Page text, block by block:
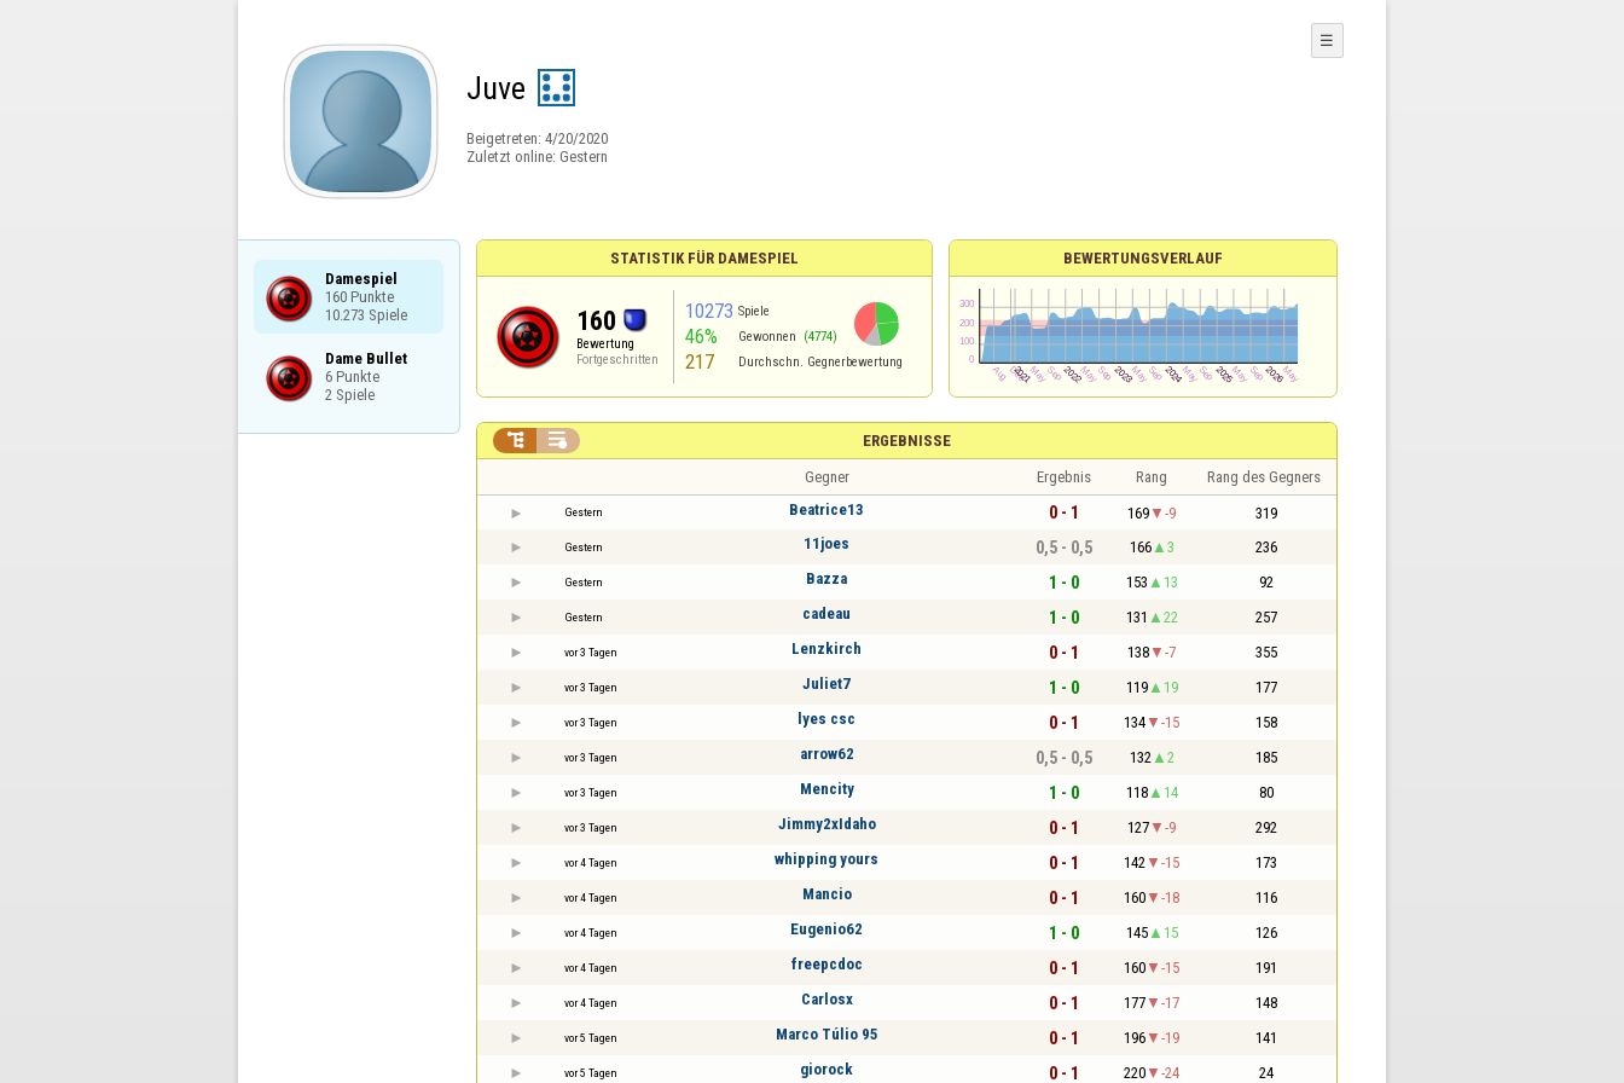
Juve
Beigetreten: 4/20/2020
Zuletzt online: Gestern
☰
Damespiel
160 Punkte
10.273 Spiele
Dame Bullet
6 Punkte
2 Spiele
STATISTIK FÜR DAMESPIEL
160
Bewertung
Fortgeschritten
10273 Spiele
46% Gewonnen (4774)
217 Durchschn. Gegnerbewertung
BEWERTUNGSVERLAUF
ERGEBNISSE
 
Gegner Ergebnis Rang Rang des Gegners
Gestern Beatrice13 0 - 1 169 -9 319
Gestern 11joes 0,5 - 0,5 166 3 236
Gestern Bazza 1 - 0 153 13 92
Gestern cadeau 1 - 0 131 22 257
vor 3 Tagen Lenzkirch 0 - 1 138 -7 355
vor 3 Tagen Juliet7 1 - 0 119 19 177
vor 3 Tagen lyes csc 0 - 1 134 -15 158
vor 3 Tagen arrow62 0,5 - 0,5 132 2 185
vor 3 Tagen Mencity 1 - 0 118 14 80
vor 3 Tagen Jimmy2xIdaho 0 - 1 127 -9 292
vor 4 Tagen whipping yours 0 - 1 142 -15 173
vor 4 Tagen Mancio 0 - 1 160 -18 116
vor 4 Tagen Eugenio62 1 - 0 145 15 126
vor 4 Tagen freepcdoc 0 - 1 160 -15 191
vor 4 Tagen Carlosx 0 - 1 177 -17 148
vor 5 Tagen Marco Túlio 95 0 - 1 196 -19 141
vor 5 Tagen giorock 0 - 1 220 -24 24